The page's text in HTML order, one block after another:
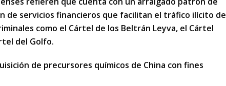
de servicios financieros que facilitan el tráfico ilícito de
como el Cártel de los Beltrán Leyva, el Cártel
del Golfo.
de precursores químicos de China con fines